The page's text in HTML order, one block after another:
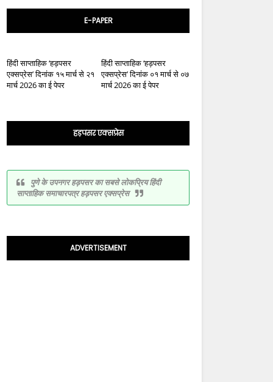
E-PAPER
हिंदी साप्ताहिक ‘हड़पसर
एक्सप्रेस’ दिनांक १५ मार्च से २१
मार्च 2026 का ई पेपर
हिंदी साप्ताहिक ‘हड़पसर
एक्सप्रेस’ दिनांक ०१ मार्च से ०७
मार्च 2026 का ई पेपर
हड़पसर एक्सप्रेस
पुणे के उपनगर हड़पसर का सबसे लोकप्रिय हिंदी
साप्ताहिक समाचारपत्र हड़पसर एक्सप्रेस
ADVERTISEMENT